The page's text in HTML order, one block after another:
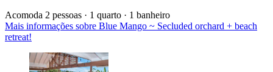
Acomoda 2 pessoas · 1 quarto · 1 banheiro
Mais informações sobre Blue Mango ~ Secluded orchard + beach
retreat!